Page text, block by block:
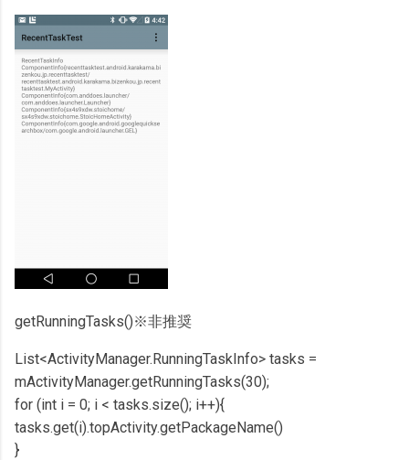
getRunningTasks()※非推奨
List<ActivityManager.RunningTaskInfo> tasks =
mActivityManager.getRunningTasks(30);
for (int i = 0; i < tasks.size(); i++){
tasks.get(i).topActivity.getPackageName()
}